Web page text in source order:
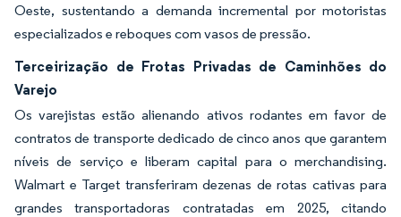
Oeste, sustentando a demanda incremental por motoristas
especializados e reboques com vasos de pressão.
Terceirização de Frotas Privadas de Caminhões do
Varejo
Os varejistas estão alienando ativos rodantes em favor de
contratos de transporte dedicado de cinco anos que garantem
níveis de serviço e liberam capital para o merchandising.
Walmart e Target transferiram dezenas de rotas cativas para
grandes transportadoras contratadas em 2025, citando